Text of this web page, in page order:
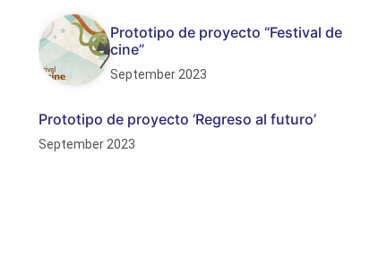
Prototipo de proyecto “Festival de
cine”
September 2023
Prototipo de proyecto ‘Regreso al futuro’
September 2023